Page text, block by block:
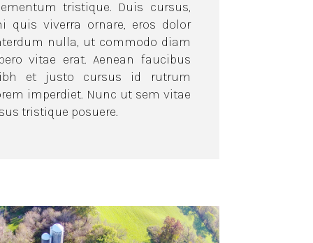
tristique posuere.